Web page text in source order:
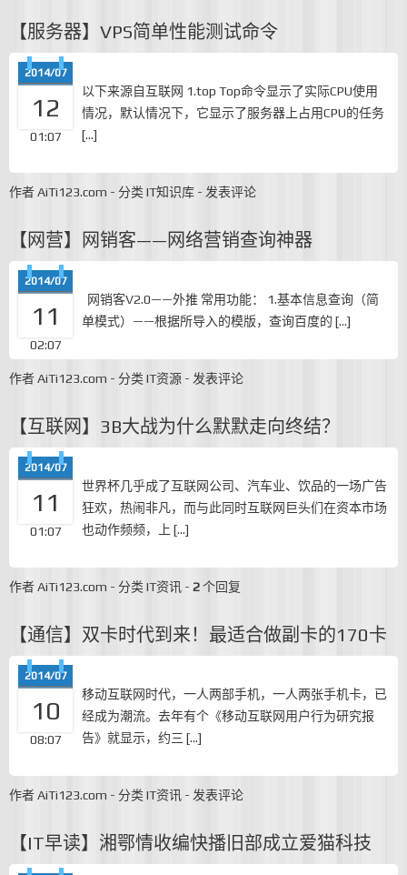
【服务器】VPS简单性能测试命令
2014/07
12
01:07
以下来源自互联网 1.top Top命令显示了实际CPU使用
情况，默认情况下，它显示了服务器上占用CPU的任务
[…]
作者AiTi123.com - 分类 IT知识库 - 发表评论
【网营】网销客——网络营销查询神器
2014/07
11
02:07
网销客V2.0——外推 常用功能： 1.基本信息查询（简
单模式）——根据所导入的模版，查询百度的 […]
作者AiTi123.com - 分类 IT资源 - 发表评论
【互联网】3B大战为什么默默走向终结？
2014/07
11
01:07
世界杯几乎成了互联网公司、汽车业、饮品的一场广告
狂欢，热闹非凡，而与此同时互联网巨头们在资本市场
也动作频频，上 […]
作者AiTi123.com - 分类 IT资讯 - 2个回复
【通信】双卡时代到来！最适合做副卡的170卡
2014/07
10
08:07
移动互联网时代，一人两部手机，一人两张手机卡，已
经成为潮流。去年有个《移动互联网用户行为研究报
告》就显示，约三 […]
作者AiTi123.com - 分类 IT资讯 - 发表评论
【IT早读】湘鄂情收编快播旧部成立爱猫科技